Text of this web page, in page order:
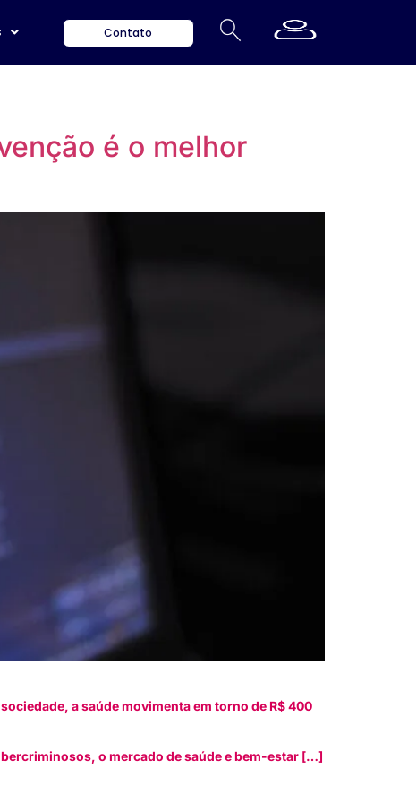
Contato
é o melhor
a saúde movimenta em torno de R$ 400
o mercado de saúde e bem-estar […]